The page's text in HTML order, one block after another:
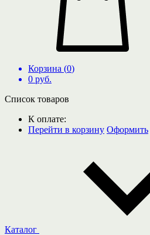
Корзина (0)
0 руб.
Список товаров
К оплате:
Перейти в корзину Оформить
Каталог